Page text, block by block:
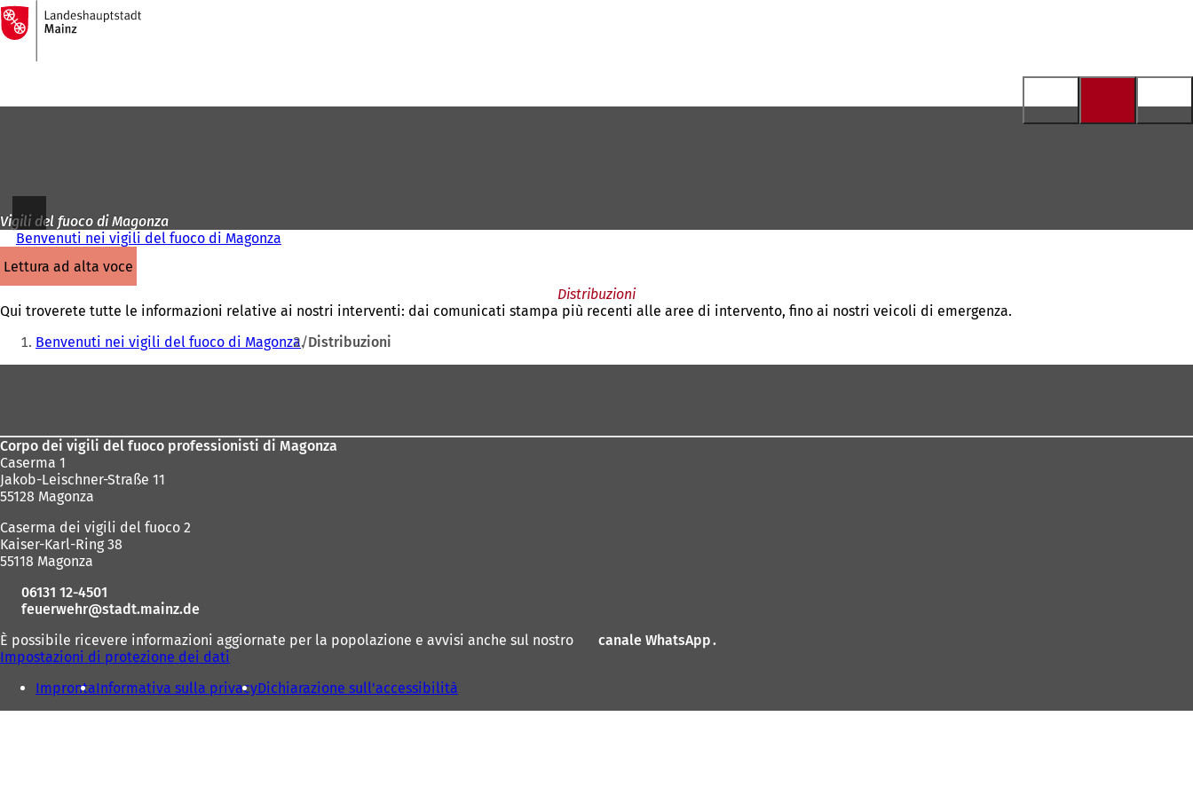
Vai al contenuto
Alla
pagina
iniziale
Vigili del fuoco di Magonza
Benvenuti nei vigili del fuoco di Magonza
lettura ad alta voce
Distribuzioni
Qui troverete tutte le informazioni relative ai nostri interventi: dai comunicati stampa più recenti alle aree di intervento, fino ai nostri veicoli di emergenza.
Siete
qui:
Benvenuti nei vigili del fuoco di Magonza Distribuzioni
Corpo dei vigili del fuoco professionisti di Magonza
Caserma 1
Jakob-Leischner-Straße 11
55128 Magonza
Caserma dei vigili del fuoco 2
Kaiser-Karl-Ring 38
55118 Magonza
06131 12-4501
feuerwehr
stadt.mainz de
È possibile ricevere informazioni aggiornate per la popolazione e avvisi anche sul nostro
canale WhatsApp(
p
.
Impostazioni di protezione dei dati
ImprontaInformativa sulla privacyDichiarazione sull'accessibilità